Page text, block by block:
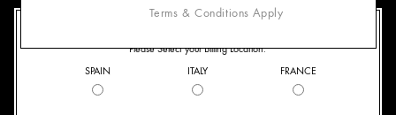
WhatsApp +390294752449
Terms & Conditions Apply
Please Select your Billing Location.
SPAIN
ITALY FRANCE